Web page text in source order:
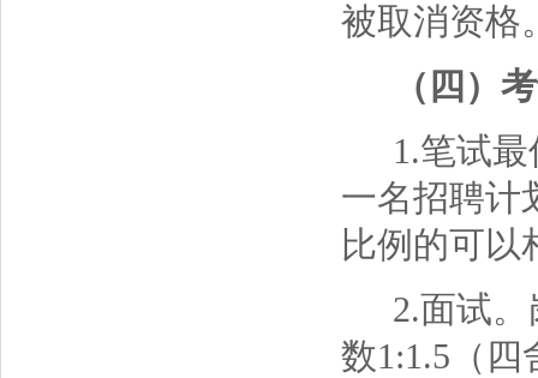
被取消资格
（四）
1.笔试
一名招聘计
比例的可以
2.面试
数1:1.5（